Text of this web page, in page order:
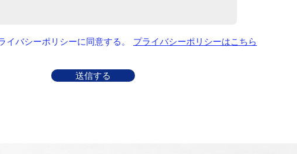
イバシーポリシーに同意する。 プライバシーポリシーはこちら
送信する